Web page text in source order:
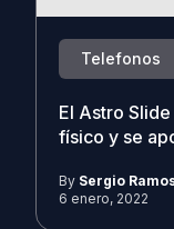
Telefonos
El Astro
físico y se
By Sergio
6 enero, 2022